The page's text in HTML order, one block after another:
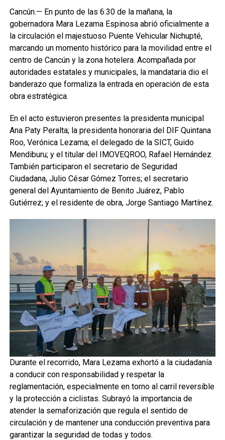
Cancún.— En punto de las 6:30 de la mañana, la
gobernadora Mara Lezama Espinosa abrió oficialmente a
la circulación el majestuoso Puente Vehicular Nichupté,
marcando un momento histórico para la movilidad entre el
centro de Cancún y la zona hotelera. Acompañada por
autoridades estatales y municipales, la mandataria dio el
banderazo que formaliza la entrada en operación de esta
obra estratégica.
En el acto estuvieron presentes la presidenta municipal
Ana Paty Peralta; la presidenta honoraria del DIF Quintana
Roo, Verónica Lezama; el delegado de la SICT, Guido
Mendiburu; y el titular del IMOVEQROO, Rafael Hernández.
También participaron el secretario de Seguridad
Ciudadana, Julio César Gómez Torres; el secretario
general del Ayuntamiento de Benito Juárez, Pablo
Gutiérrez; y el residente de obra, Jorge Santiago Martínez.
Durante el recorrido, Mara Lezama exhortó a la ciudadanía
a conducir con responsabilidad y respetar la
reglamentación, especialmente en torno al carril reversible
y la protección a ciclistas. Subrayó la importancia de
atender la semaforización que regula el sentido de
circulación y de mantener una conducción preventiva para
garantizar la seguridad de todas y todos.